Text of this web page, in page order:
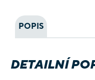
POPIS
DETAILNÍ